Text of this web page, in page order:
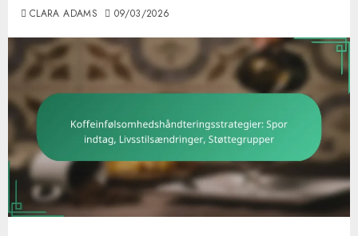
CLARA ADAMS 09/03/2026